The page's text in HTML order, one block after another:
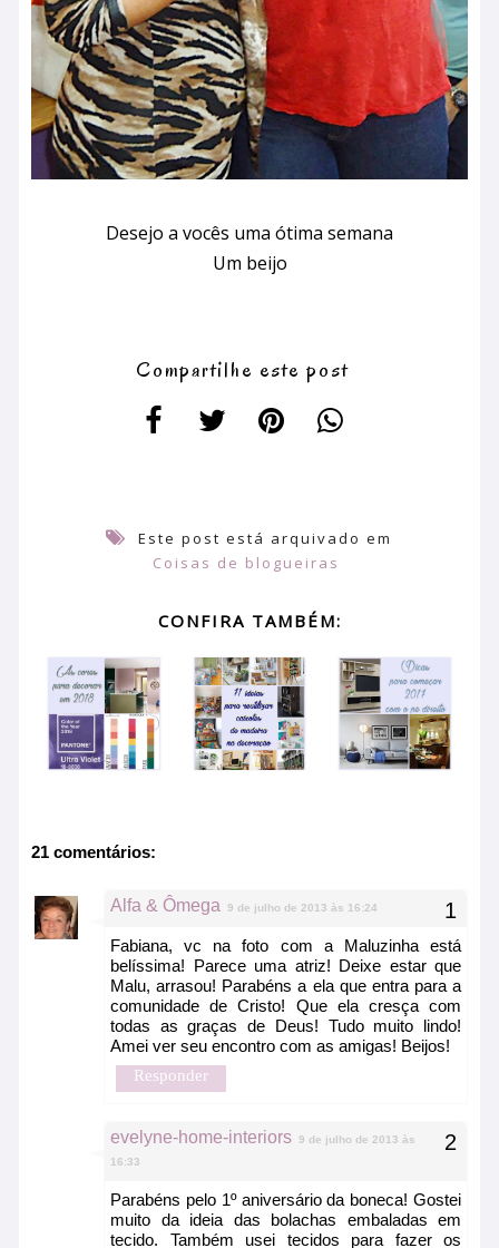
Desejo a vocês uma ótima semana
Um beijo
Compartilhe este post
Este post está arquivado em
Coisas de blogueiras
CONFIRA TAMBÉM:
21 comentários:
Alfa & Ômega 9 de julho de 2013 às 16:24
Fabiana, vc na foto com a Maluzinha está
belíssima! Parece uma atriz! Deixe estar que
Malu, arrasou! Parabéns a ela que entra para a
comunidade de Cristo! Que ela cresça com
todas as graças de Deus! Tudo muito lindo!
Amei ver seu encontro com as amigas! Beijos!
Responder
evelyne-home-interiors
9 de julho de 2013 às
16:33
Parabéns pelo 1º aniversário da boneca! Gostei
muito da ideia das bolachas embaladas em
tecido. Também usei tecidos para fazer os